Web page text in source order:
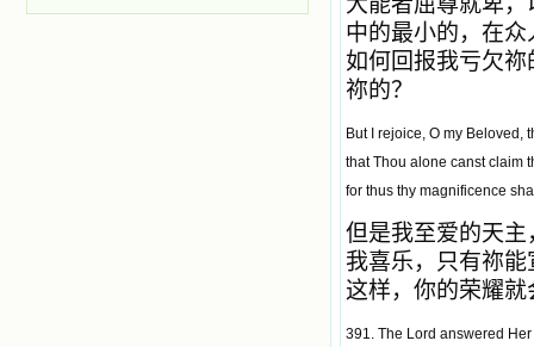
中的最小的，在
如何回报我亏欠
祢的？
But I rejoice, O my Beloved,
that Thou alone canst claim
for thus thy magnificence
但是我至爱的天
我喜乐，只有祢
这样，你的荣耀
391. The Lord answered